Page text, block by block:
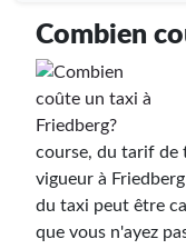
Combien
course, du tarif de
vigueur à
du taxi peut être
que vous n'ayez